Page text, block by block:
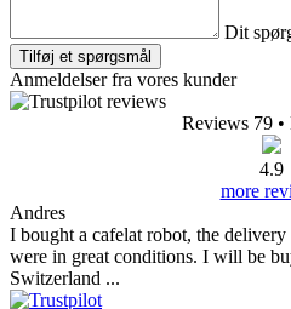
Dit
Tilføj et spørgsmål
Anmeldelser fra vores kunder
Reviews 79
4.9
more
Andres
I bought a cafelat robot, the
were in great conditions. I will be
Switzerland ...